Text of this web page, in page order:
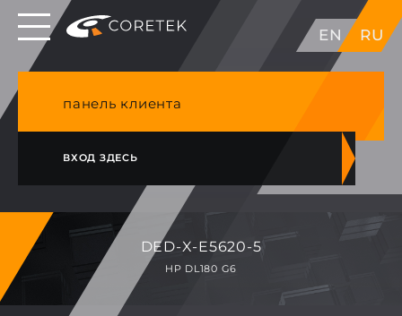
EN RU
Выделенные серверы в ЕС, Японии, ГК, США
NVME VPS & cPanel премиум хостинг в
панель клиента
ВХОД ЗДЕСЬ
DED-X-E5620-5
HP DL180 G6